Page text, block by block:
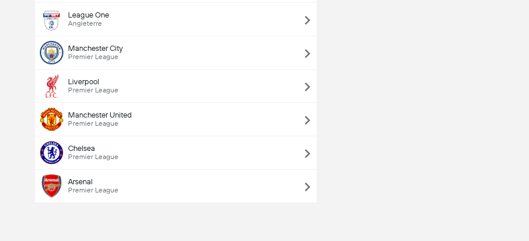
League One
Angleterre
Manchester City
Premier League
Liverpool
Premier League
Manchester United
Premier League
Chelsea
Premier League
Arsenal
Premier League